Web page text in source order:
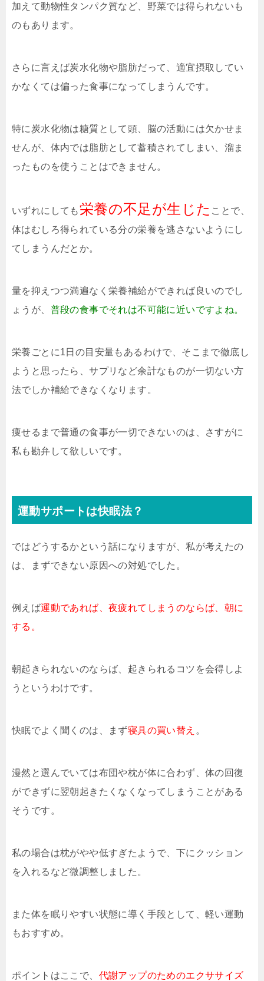
加えて動物性タンパク質など、野菜では得られないも
のもあります。
さらに言えば炭水化物や脂肪だって、適宜摂取してい
かなくては偏った食事になってしまうんです。
特に炭水化物は糖質として頭、脳の活動には欠かせま
せんが、体内では脂肪として蓄積されてしまい、溜ま
ったものを使うことはできません。
いずれにしても栄養の不足が生じた ことで、
体はむしろ得られている分の栄養を逃さないようにし
てしまうんだとか。
量を抑えつつ満遍なく栄養補給ができれば良いのでし
ょうが、 普段の食事でそれは不可能に近いですよね。
栄養ごとに1日の目安量もあるわけで、そこまで徹底し
ようと思ったら、サプリなど余計なものが一切ない方
法でしか補給できなくなります。
痩せるまで普通の食事が一切できないのは、さすがに
私も勘弁して欲しいです。
運動サポートは快眠法？
ではどうするかという話になりますが、私が考えたの
は、まずできない原因への対処でした。
例えば運動であれば、夜疲れてしまうのならば、朝に
する。
朝起きられないのならば、起きられるコツを会得しよ
うというわけです。
快眠でよく聞くのは、まず寝具の買い替え 。
漫然と選んでいては布団や枕が体に合わず、体の回復
ができずに翌朝起きたくなくなってしまうことがある
そうです。
私の場合は枕がやや低すぎたようで、下にクッション
を入れるなど微調整しました。
また体を眠りやすい状態に導く手段として、軽い運動
もおすすめ。
ポイントはここで、 代謝アップのためのエクササイズ